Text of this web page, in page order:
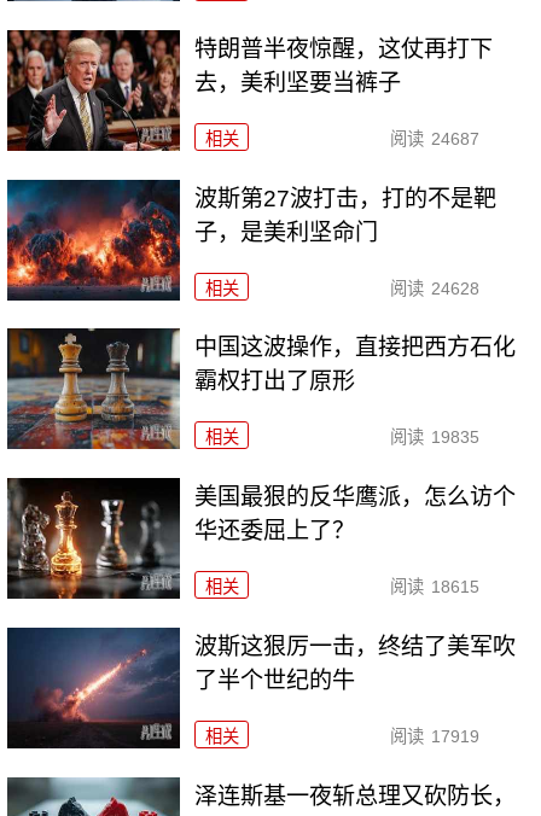
特朗普半夜惊醒，这仗再打下
去，美利坚要当裤子
相关 阅读 24687
波斯第27波打击，打的不是靶
子，是美利坚命门
相关 阅读 24628
中国这波操作，直接把西方石化
霸权打出了原形
相关 阅读 19835
美国最狠的反华鹰派，怎么访个
华还委屈上了？
相关 阅读 18615
波斯这狠厉一击，终结了美军吹
了半个世纪的牛
相关 阅读 17919
泽连斯基一夜斩总理又砍防长，